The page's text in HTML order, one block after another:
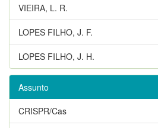
VIEIRA, L. R.
LOPES FILHO, J. F.
LOPES FILHO, J. H.
Assunto
CRISPR/Cas